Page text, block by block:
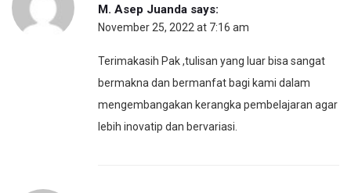
M. Asep Juanda says:
November 25, 2022 at 7:16 am
Terimakasih Pak ,tulisan yang luar bisa sangat
bermakna dan bermanfat bagi kami dalam
mengembangakan kerangka pembelajaran agar
lebih inovatip dan bervariasi.